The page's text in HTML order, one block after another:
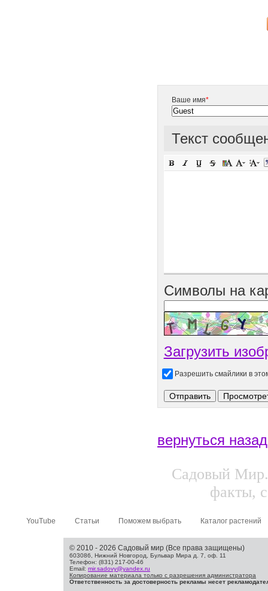
Ваше имя*
Текст
Символы на
Загрузить
Разрешить смайлики в
вернуться назад
Садовый Мир.
факты,
YouTube Статьи Поможем выбрать Каталог растений
© 2010 - 2026 Садовый мир (Все права защищены)
603086, Нижний Новгород, Бульвар Мира д. 7, оф. 11
Телефон: (831) 217-00-46
Email: mir.sadovy@yandex.ru
Копирование материала только с разрешения администратора
Ответственность за достоверность рекламы несет